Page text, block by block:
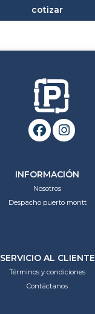
cotizar
INFORMACIÓN
Nosotros
Despacho puerto montt
SERVICIO AL CLIENTE
Términos y condiciones
Contáctanos